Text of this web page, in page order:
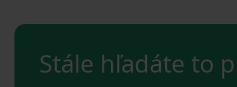
Stále hľadáte to